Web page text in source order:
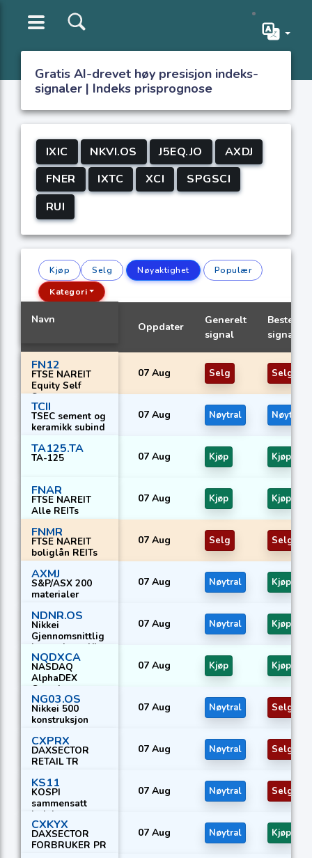
Gratis AI-drevet høy presisjon indeks-
signaler | Indeks prisprognose
IXIC NKVI.OS J5EQ.JO
AXDJ
FNER
IXTC XCI
SPGSCI
RUI
Kjøp Selg Nøyaktighet
Populær
Kategori
Navn
Oppdater
Generelt
signal
Beste
signal
FN12
FTSE NAREIT
Equity Self
Storage
07 Aug Selg Selg
TCII
TSEC sement og
keramikk subind
07 Aug Nøytral Nøytral
TA125.TA
TA-125 07 Aug Kjøp Kjøp
FNAR
FTSE NAREIT
Alle REITs
07 Aug Kjøp Kjøp
FNMR
FTSE NAREIT
boliglån REITs
07 Aug Selg Selg
AXMJ
S&P/ASX 200
materialer
07 Aug Nøytral Kjøp
NDNR.OS
Nikkei
Gjennomsnittlig
høyt utbytte Yi
07 Aug Nøytral Kjøp
NQDXCA
NASDAQ
AlphaDEX
Canada-
indeksen
07 Aug Kjøp Kjøp
NG03.OS
Nikkei 500
konstruksjon
07 Aug Nøytral Selg
CXPRX
DAXSECTOR
RETAIL TR
07 Aug Nøytral Selg
KS11
KOSPI
sammensatt
indeks
07 Aug Nøytral Selg
CXKYX
DAXSECTOR
FORBRUKER PR
07 Aug Nøytral Kjøp